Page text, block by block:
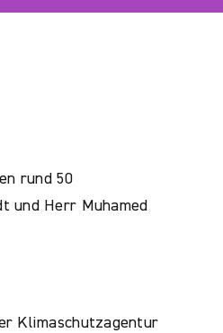
rund 50
und Herr Muhamed
Klimaschutzagentur